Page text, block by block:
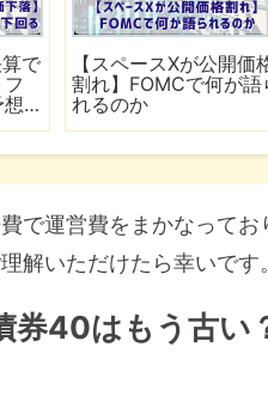
で
想
【スペースXが公開価
割れ】FOMCで何が語
れるのか
で運営費をまかなって
解いただけたら幸いです
券40はもう古い